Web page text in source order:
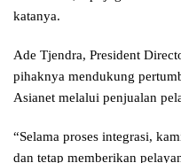
katanya.
Ade Tjendra, President
pihaknya mendukung
Asianet melalui penjualan
“Selama proses integrasi,
dan tetap memberikan